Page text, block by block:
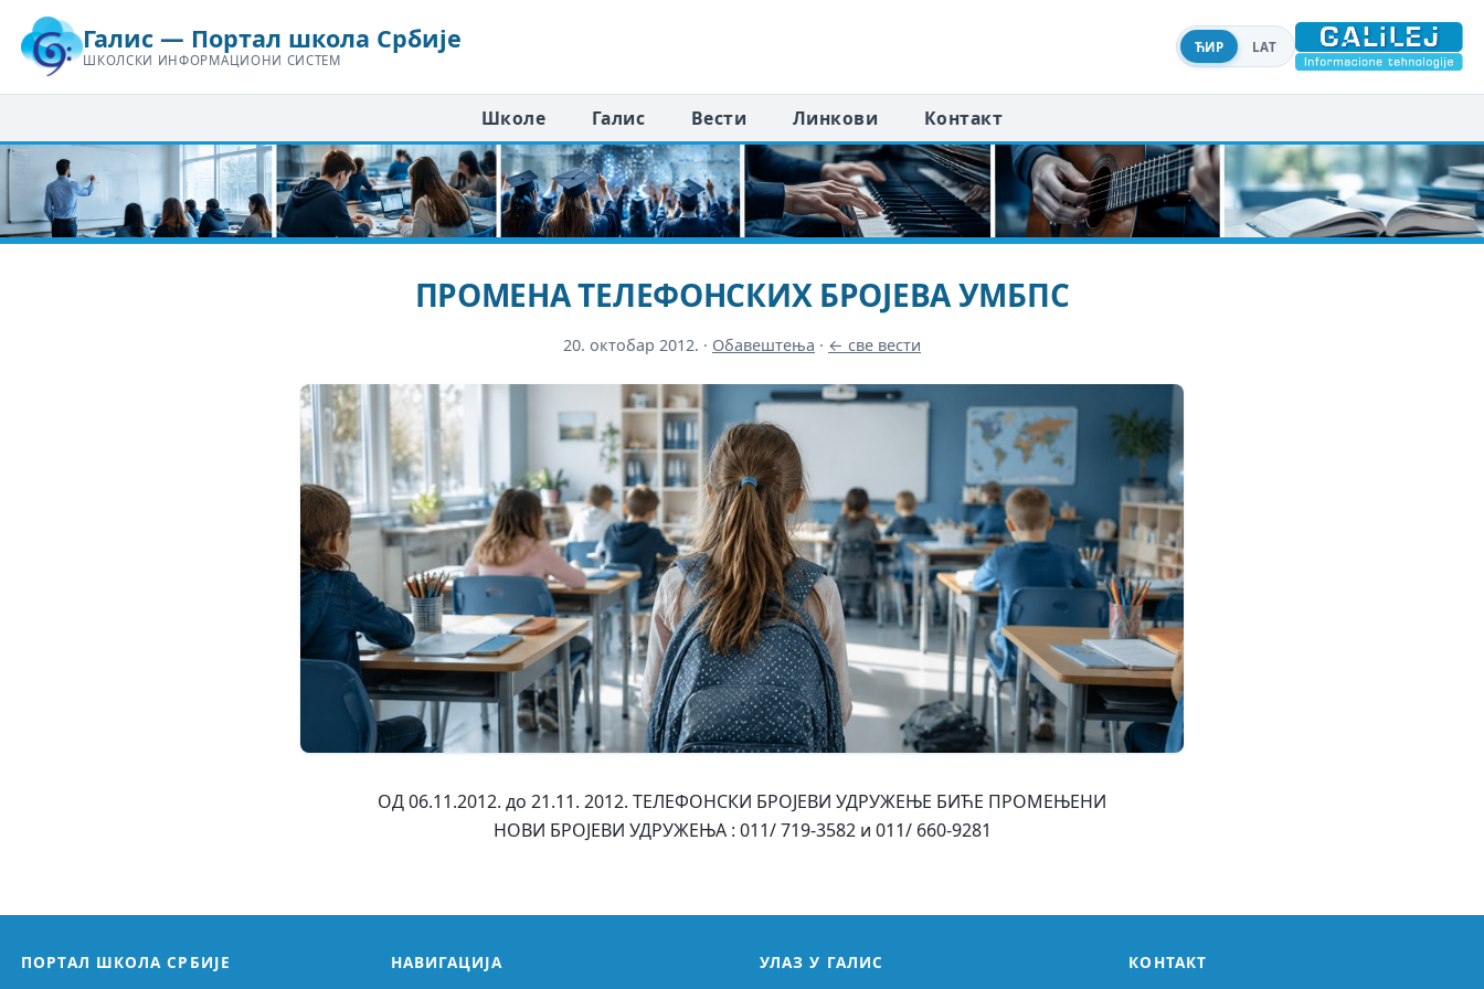
Галис — Портал школа Србије
ШКОЛСКИ ИНФОРМАЦИОНИ СИСТЕМ
ЋИР LAT
Школе Галис Вести Линкови Контакт
ПРОМЕНА ТЕЛЕФОНСКИХ БРОЈЕВА УМБПС
20. октобар 2012. · Обавештења · ← све вести
ОД 06.11.2012. до 21.11. 2012. ТЕЛЕФОНСКИ БРОЈЕВИ УДРУЖЕЊЕ БИЋЕ ПРОМЕЊЕНИ
НОВИ БРОЈЕВИ УДРУЖЕЊА : 011/ 719-3582 и 011/ 660-9281
ПОРТАЛ ШКОЛА СРБИЈЕ НАВИГАЦИЈА УЛАЗ У ГАЛИС КОНТАКТ